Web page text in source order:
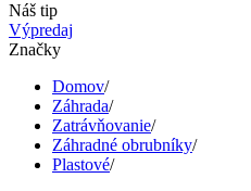
Náš tip
Výpredaj
Značky
Domov/
Záhrada/
Zatrávňovanie/
Záhradné obrubníky/
Plastové/